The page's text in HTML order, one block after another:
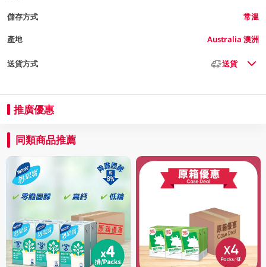
儲存方式 常溫
產地 Australia 澳洲
送貨方式 送貨
推廣優惠
同類商品推薦